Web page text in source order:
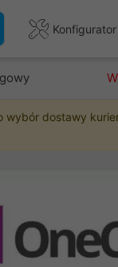
Konfigurator
wybór dostawy